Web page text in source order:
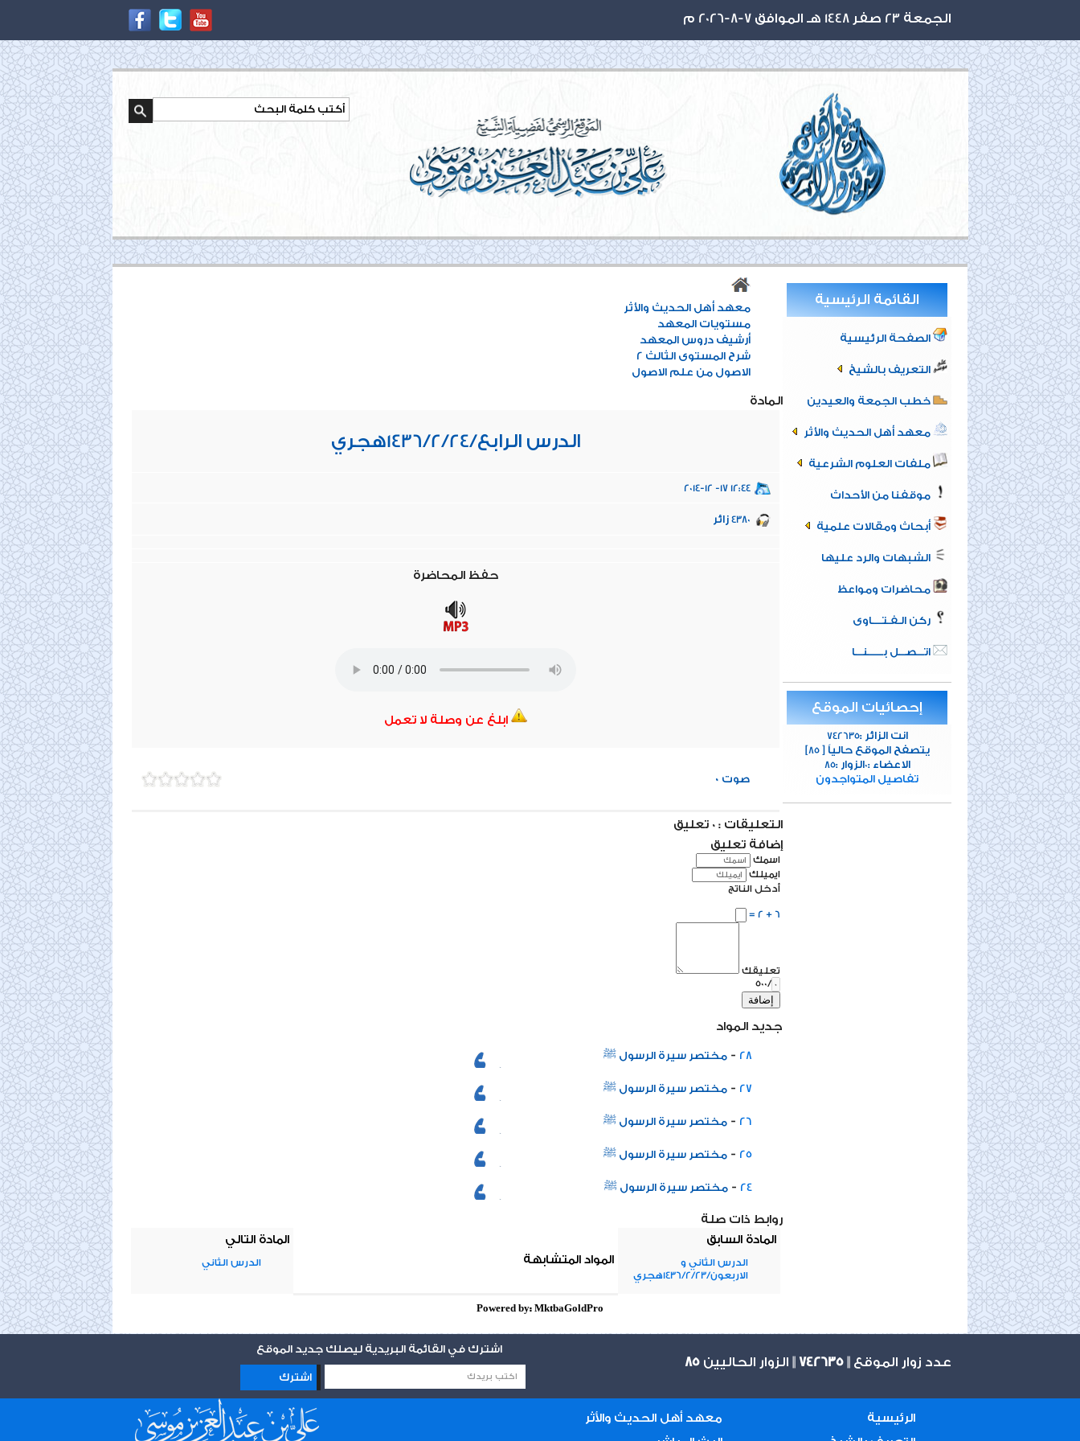
الجمعة 23 صفر 1448 هـ الموافق 7-8-2026 م
القائمة الرئيسية
الصفحة الرئيسية
التعريف بالشيخ
خطب الجمعة والعيدين
معهد أهل الحديث والأثر
ملفات العلوم الشرعية
موقفنا من الأحداث
أبحاث ومقالات علمية
الشبهات والرد عليها
محاضرات ومواعظ
ركن الـفـتــــاوى
اتـــصـــل بــــــنـــا
إحصائيات الموقع
انت الزائر :742635
[يتصفح الموقع حالياً [85
الاعضاء :0الزوار :85
تفاصيل المتواجدون
معهد أهل الحديث والأثر
مستويات المعهد
أرشيف دروس المعهد
شرح المستوى الثالث 2
الاصول من علم الاصول
المادة
الدرس الرابع/1436/2/24هجري
2014-12 -17 12:44
4380 زائر
حفظ المحاضرة
ابلغ عن وصلة لا تعمل
0 صوت
التعليقات : 0 تعليق
إضافة تعليق
اسمك
ايميلك
أدخل الناتج
6 + 2 =
تعليقك
/500
إضافة
جديد المواد
28
- مختصر سيرة الرسول ﷺ
27
- مختصر سيرة الرسول ﷺ
26
- مختصر سيرة الرسول ﷺ
25
- مختصر سيرة الرسول ﷺ
24
- مختصر سيرة الرسول ﷺ
روابط ذات صلة
المادة السابق
الدرس الثاني و
الاربعون/1436/2/23هجري
المواد المتشابهة
المادة التالي
الدرس الثاني
Powered by: MktbaGoldPro
عدد زوار الموقع || 742635 || الزوار الحاليين 85
اشترك في القائمة البريدية ليصلك جديد الموقع
الرئيسية
معهد أهل الحديث والأثر